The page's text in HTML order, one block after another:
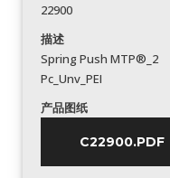
22900
描述
Spring Push MTP®_2
Pc_Unv_PEI
产品图纸
C22900.PDF